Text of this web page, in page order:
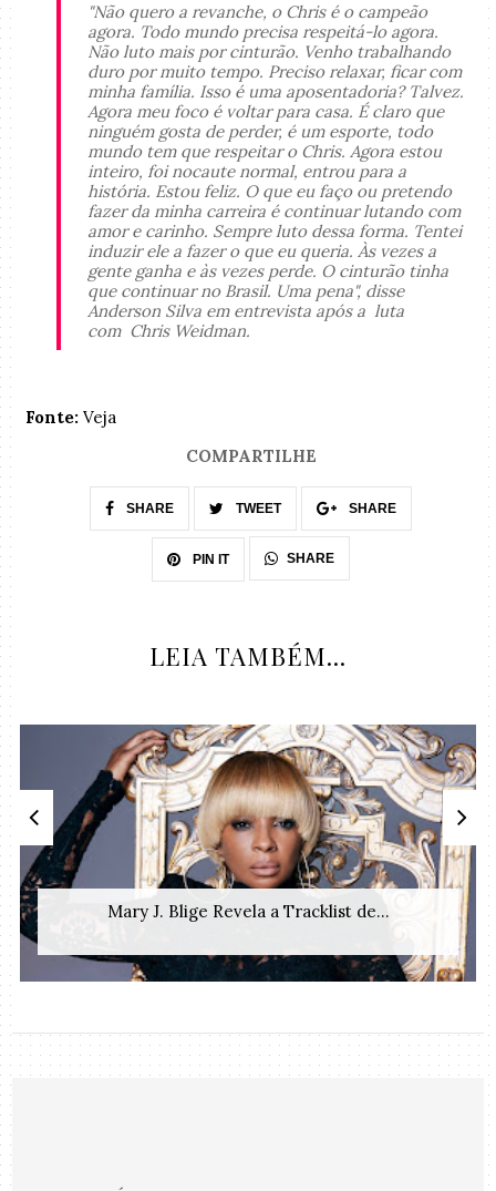
"Não quero a revanche, o Chris é o campeão
agora. Todo mundo precisa respeitá-lo agora.
Não luto mais por cinturão. Venho trabalhando
duro por muito tempo. Preciso relaxar, ficar com
minha família. Isso é uma aposentadoria? Talvez.
Agora meu foco é voltar para casa. É claro que
ninguém gosta de perder, é um esporte, todo
mundo tem que respeitar o Chris. Agora estou
inteiro, foi nocaute normal, entrou para a
história. Estou feliz. O que eu faço ou pretendo
fazer da minha carreira é continuar lutando com
amor e carinho. Sempre luto dessa forma. Tentei
induzir ele a fazer o que eu queria. Às vezes a
gente ganha e às vezes perde. O cinturão tinha
que continuar no Brasil. Uma pena", disse
Anderson Silva em entrevista após a luta
com Chris Weidman.
Fonte: Veja
COMPARTILHE
SHARE TWEET SHARE
PIN IT SHARE
LEIA TAMBÉM...
Mary J. Blige Revela a Tracklist de...